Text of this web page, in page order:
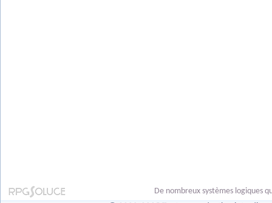
De nombreux systèmes logiques